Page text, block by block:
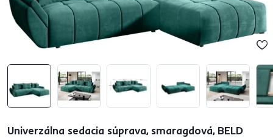
Univerzálna sedacia súprava, smaragdová, BELD